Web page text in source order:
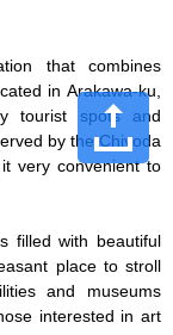
that combines
in Arakawa-ku,
tourist spots and
by the Chiyoda
very convenient to
filled with beautiful
place to stroll
and museums
interested in art